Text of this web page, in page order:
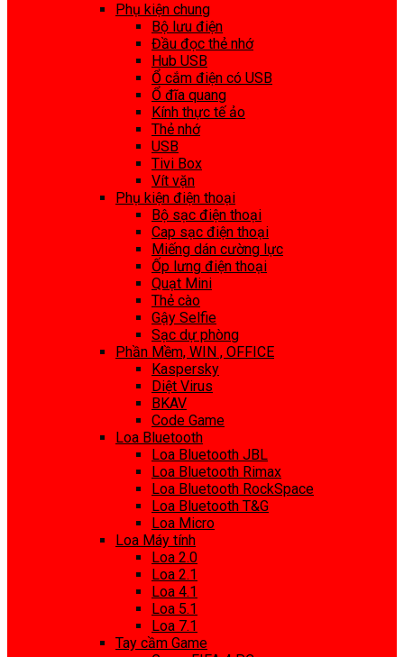
Phụ kiện chung
Bộ lưu điện
Đầu đọc thẻ nhớ
Hub USB
Ổ cắm điện có USB
Ổ đĩa quang
Kính thực tế ảo
Thẻ nhớ
USB
Tivi Box
Vít vặn
Phụ kiện điện thoại
Bộ sạc điện thoại
Cap sạc điện thoại
Miếng dán cường lực
Ốp lưng điện thoại
Quạt Mini
Thẻ cào
Gậy Selfie
Sạc dự phòng
Phần Mềm, WIN , OFFICE
Kaspersky
Diệt Virus
BKAV
Code Game
Loa Bluetooth
Loa Bluetooth JBL
Loa Bluetooth Rimax
Loa Bluetooth RockSpace
Loa Bluetooth T&G
Loa Micro
Loa Máy tính
Loa 2.0
Loa 2.1
Loa 4.1
Loa 5.1
Loa 7.1
Tay cầm Game